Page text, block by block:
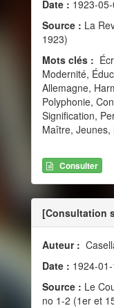
Date : 1923-05-
Source : La
1923)
Mots clés :
Modernité,
Allemagne,
Polyphonie,
Signification,
Maître, Jeunes,
Consulter
[Consultation
Auteur :
Date : 1924-
Source : Le
no 1-2 (1er et